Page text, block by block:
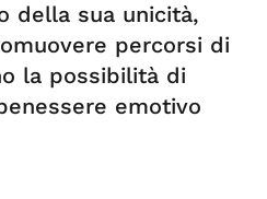
della sua unicità,
percorsi di
la possibilità di
emotivo